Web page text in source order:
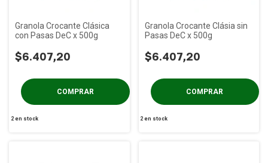
Granola Crocante Clásica
con Pasas DeC x 500g
$6.407,20
2en stock
Granola Crocante Clásia sin
Pasas DeC x 500g
$6.407,20
2 en stock